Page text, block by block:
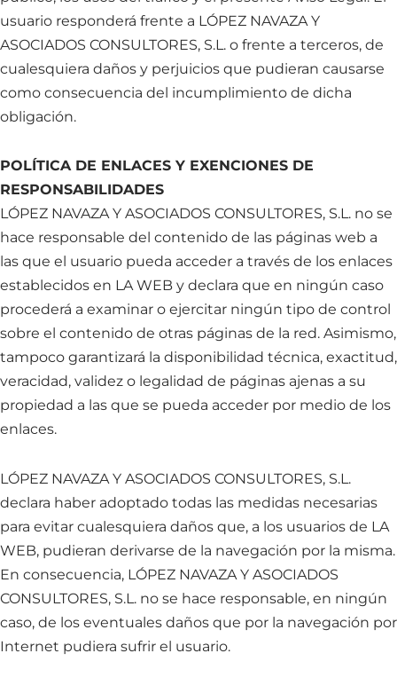
usuario responderá frente a LÓPEZ NAVAZA Y
ASOCIADOS CONSULTORES, S.L. o frente a terceros, de
cualesquiera daños y perjuicios que pudieran causarse
como consecuencia del incumplimiento de dicha
obligación.
POLÍTICA DE ENLACES Y EXENCIONES DE
RESPONSABILIDADES
LÓPEZ NAVAZA Y ASOCIADOS CONSULTORES, S.L. no se
hace responsable del contenido de las páginas web a
las que el usuario pueda acceder a través de los enlaces
establecidos en LA WEB y declara que en ningún caso
procederá a examinar o ejercitar ningún tipo de control
sobre el contenido de otras páginas de la red. Asimismo,
tampoco garantizará la disponibilidad técnica, exactitud,
veracidad, validez o legalidad de páginas ajenas a su
propiedad a las que se pueda acceder por medio de los
enlaces.
LÓPEZ NAVAZA Y ASOCIADOS CONSULTORES, S.L.
declara haber adoptado todas las medidas necesarias
para evitar cualesquiera daños que, a los usuarios de LA
WEB, pudieran derivarse de la navegación por la misma.
En consecuencia, LÓPEZ NAVAZA Y ASOCIADOS
CONSULTORES, S.L. no se hace responsable, en ningún
caso, de los eventuales daños que por la navegación por
Internet pudiera sufrir el usuario.